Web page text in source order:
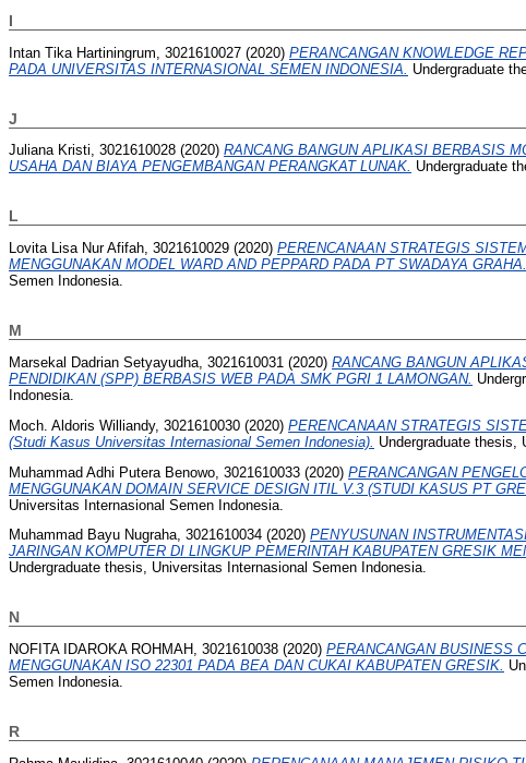
I
Intan Tika Hartiningrum, 3021610027 (2020) PERANCANGAN KNOWLEDGE
PADA UNIVERSITAS INTERNASIONAL SEMEN INDONESIA.
Undergraduate
J
Juliana Kristi, 3021610028 (2020) RANCANG BANGUN APLIKASI BERBASIS
USAHA DAN BIAYA PENGEMBANGAN PERANGKAT LUNAK. Undergraduate
L
Lovita Lisa Nur Afifah, 3021610029 (2020) PERENCANAAN STRATEGIS
MENGGUNAKAN MODEL WARD AND PEPPARD PADA PT SWADAYA GRAHA.
Semen Indonesia.
M
Marsekal Dadrian Setyayudha, 3021610031 (2020) RANCANG BANGUN
PENDIDIKAN (SPP) BERBASIS WEB PADA SMK PGRI 1 LAMONGAN.
Indonesia.
Moch. Aldoris Williandy, 3021610030 (2020) PERENCANAAN STRATEGIS
(Studi Kasus Universitas Internasional Semen Indonesia). Undergraduate thesis,
Muhammad Adhi Putera Benowo, 3021610033 (2020) PERANCANGAN
MENGGUNAKAN DOMAIN SERVICE DESIGN ITIL V.3 (STUDI KASUS PT
Universitas Internasional Semen Indonesia.
Muhammad Bayu Nugraha, 3021610034 (2020) PENYUSUNAN
JARINGAN KOMPUTER DI LINGKUP PEMERINTAH KABUPATEN GRESIK
Undergraduate thesis, Universitas Internasional Semen Indonesia.
N
NOFITA IDAROKA ROHMAH, 3021610038 (2020) PERANCANGAN BUSINESS
MENGGUNAKAN ISO 22301 PADA BEA DAN CUKAI KABUPATEN GRESIK.
Semen Indonesia.
R